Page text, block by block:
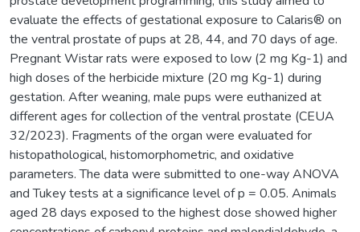
evaluate the effects of gestational exposure to Calaris® on
the ventral prostate of pups at 28, 44, and 70 days of age.
Pregnant Wistar rats were exposed to low (2 mg Kg-1) and
high doses of the herbicide mixture (20 mg Kg-1) during
gestation. After weaning, male pups were euthanized at
different ages for collection of the ventral prostate (CEUA
32/2023). Fragments of the organ were evaluated for
histopathological, histomorphometric, and oxidative
parameters. The data were submitted to one-way ANOVA
and Tukey tests at a significance level of p = 0.05. Animals
aged 28 days exposed to the highest dose showed higher